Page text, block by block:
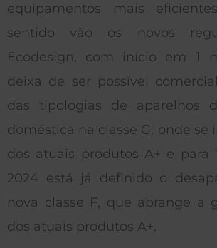
equipamentos mais
sentido vão os novos
Ecodesign, com início em 1
deixa de ser possível
das tipologias de aparelhos
doméstica na classe G, onde se
dos atuais produtos A+ e para
2024 está já definido o
nova classe F, que abrange a
dos atuais produtos A+.